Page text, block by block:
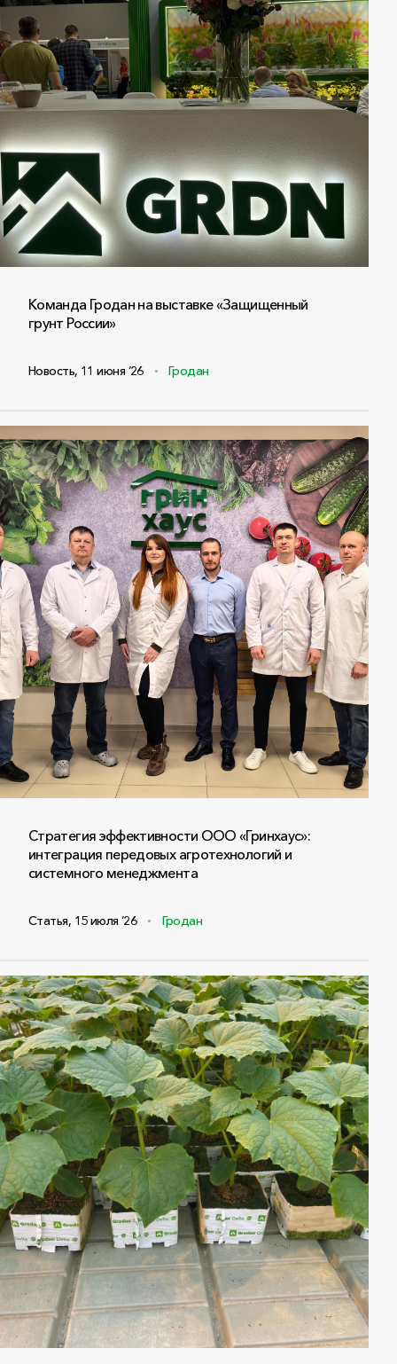
Команда Гродан на выставке «Защищенный
грунт России»
Новость, 11 июня ‘26 Гродан
Стратегия эффективности ООО «Гринхаус»:
интеграция передовых агротехнологий и
системного менеджмента
Статья, 15 июля ‘26 Гродан